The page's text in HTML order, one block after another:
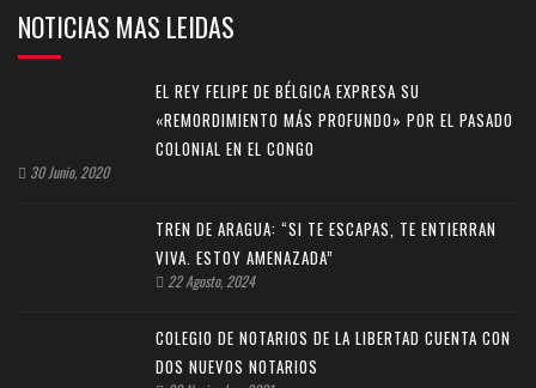
NOTICIAS MAS LEIDAS
EL REY FELIPE DE BÉLGICA EXPRESA SU
«REMORDIMIENTO MÁS PROFUNDO» POR EL PASADO
COLONIAL EN EL CONGO
30 Junio, 2020
TREN DE ARAGUA: “SI TE ESCAPAS, TE ENTIERRAN
VIVA. ESTOY AMENAZADA”
22 Agosto, 2024
COLEGIO DE NOTARIOS DE LA LIBERTAD CUENTA CON
DOS NUEVOS NOTARIOS